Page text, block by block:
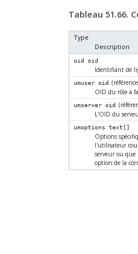
Tableau 51.66.
Type
Description
oid oid
Identifiant de
umuser oid (référence
OID du rôle à
umserver oid
L'OID du
umoptions text[]
Options
l'utilisateur
serveur ou que
option de la